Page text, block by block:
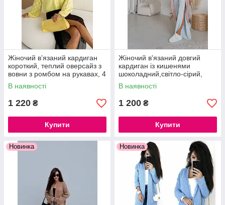
Жіночий в’язаний кардиган
короткий, теплий оверсайз з
вовни з ромбом на рукавах, 4
кольори, 42–46
В наявності
1 220 ₴
Купити
Жіночий в'язаний довгий
кардиган із кишенями
шоколадний,світло-сірий,
темно-сірий, бордовий,
блакитний,Чорний, кемел,
В наявності
1 200 ₴
Купити
Новинка Новинка